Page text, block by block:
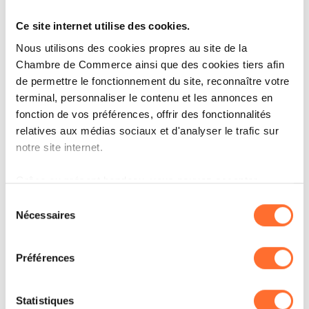
Ce site internet utilise des cookies.
Nous utilisons des cookies propres au site de la
Chambre de Commerce ainsi que des cookies tiers afin
de permettre le fonctionnement du site, reconnaître votre
terminal, personnaliser le contenu et les annonces en
fonction de vos préférences, offrir des fonctionnalités
relatives aux médias sociaux et d'analyser le trafic sur
notre site internet.
Grâce au présent bandeau, vous pouvez accepter,
à l’exception des cookies strictement nécessaires au
fonctionnement du site. Une description des différents
cookies est accessible sous l’onglet « Détails » ci-
dessus.
Il est précisé que la navigation sur le site et certaines
Nécessaires
Préférences
Statistiques
ELORA : NO LOST CALL, NO
LOST BUSINESS!
LIRE